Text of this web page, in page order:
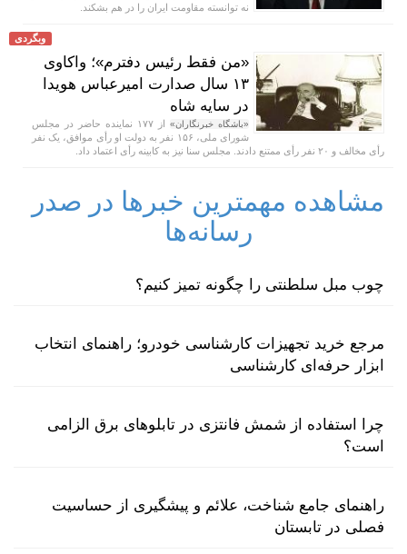
نه توانسته مقاومت ایران را در هم بشکند.
وبگردی
«من فقط رئیس دفترم»؛ واکاوی
۱۳ سال صدارت امیرعباس هویدا
در سایه شاه
«باشگاه خبرنگاران»
از ۱۷۷ نماینده حاضر در مجلس
شورای ملی، ۱۵۶ نفر به دولت او رأی موافق، یک نفر
رأی مخالف و ۲۰ نفر رأی ممتنع دادند. مجلس سنا نیز به کابینه رأی اعتماد داد.
مشاهده مهمترین خبرها در صدر
رسانه‌ها
چوب مبل سلطنتی را چگونه تمیز کنیم؟
مرجع خرید تجهیزات کارشناسی خودرو؛ راهنمای انتخاب
ابزار حرفه‌ای کارشناسی
چرا استفاده از شمش فانتزی در تابلوهای برق الزامی
است؟
راهنمای جامع شناخت، علائم و پیشگیری از حساسیت
فصلی در تابستان